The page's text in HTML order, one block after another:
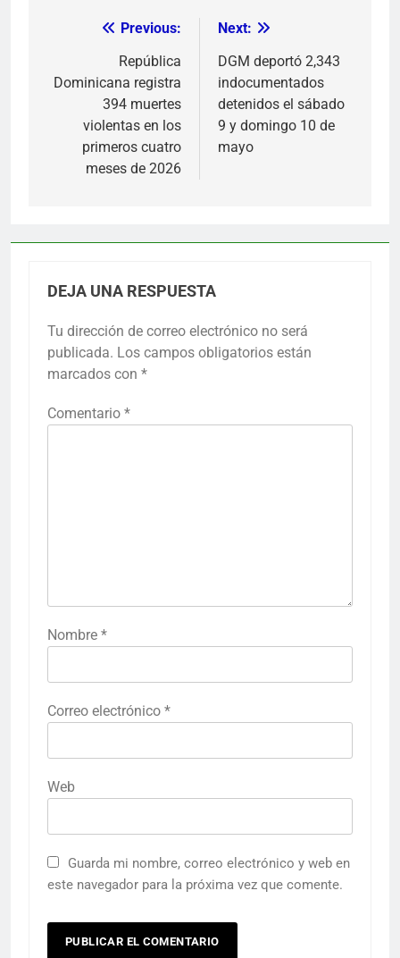
Navegación
entradas
Previous:
República
Dominicana registra
394 muertes
violentas en los
primeros cuatro
meses de 2026
Next:
DGM deportó 2,343
indocumentados
detenidos el sábado
9 y domingo 10 de
mayo
DEJA UNA RESPUESTA
Tu dirección de correo electrónico no será
publicada. Los campos obligatorios están
marcados con *
Comentario *
Nombre *
Correo electrónico *
Web
Guarda mi nombre, correo electrónico y web en
este navegador para la próxima vez que comente.